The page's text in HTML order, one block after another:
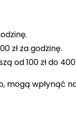
zł za godzinę.
od 100 zł do 400
mogą wpłynąć